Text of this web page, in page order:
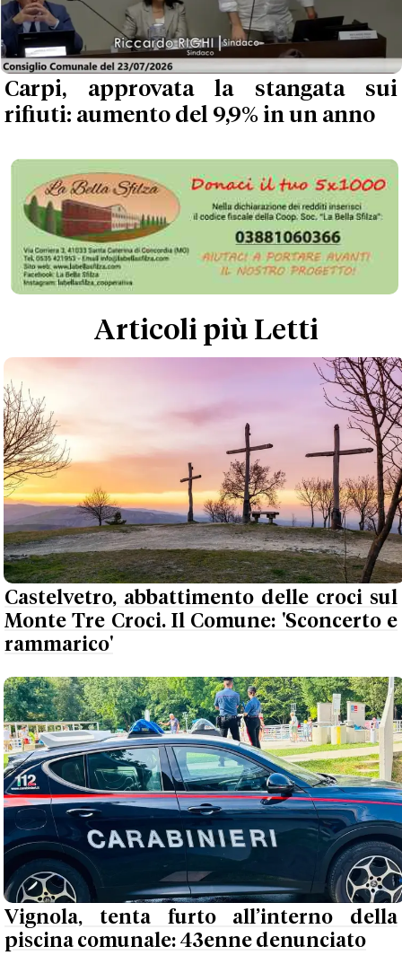
Carpi, approvata la stangata sui
rifiuti: aumento del 9,9% in un anno
Articoli più Letti
Castelvetro, abbattimento delle croci sul
Monte Tre Croci. Il Comune: 'Sconcerto e
rammarico'
Vignola, tenta furto all’interno della
piscina comunale: 43enne denunciato